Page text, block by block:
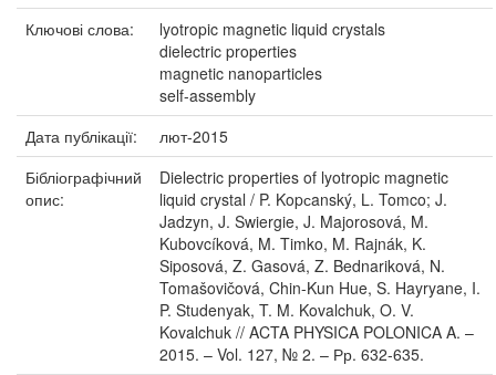
Ключові слова:
lyotropic magnetic liquid crystals
dielectric properties
magnetic nanoparticles
self-assembly
Дата публікації:
лют-2015
Бібліографічний
опис:
Dielectric properties of lyotropic magnetic
liquid crystal / P. Kopсanský, L. Tomco; J.
Jadzyn, J. Swiergie, J. Majorosová, M.
Kubovcíková, M. Timko, M. Rajnák, K.
Siposová, Z. Gasová, Z. Bednariková, N.
Tomašovičová, Chin-Kun Hue, S. Hayryane, I.
P. Studenyak, T. M. Kovalchuk, O. V.
Kovalchuk // ACTA PHYSICA POLONICA A. –
2015. – Vol. 127, № 2. – Рр. 632-635.